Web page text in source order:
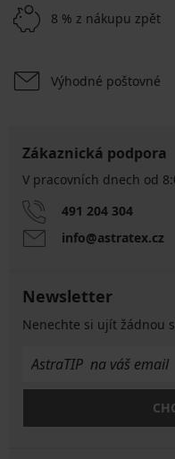
8 % z nákupu zpět
Výhodné poštovné
Zákaznická podpora
V pracovních dnech od
491 204 304
info@astratex.cz
Newsletter
Nenechte si ujít žádnou